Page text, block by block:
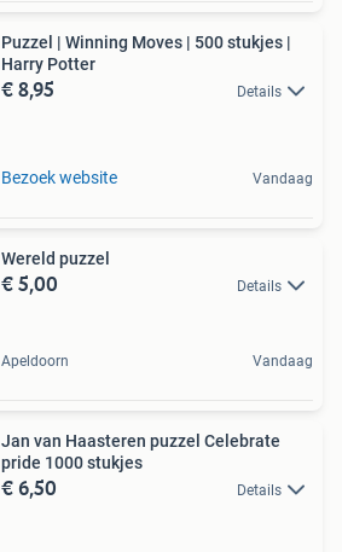
Puzzel | Winning Moves | 500 stukjes |
Harry Potter
€ 8,95 Details
Bezoek website Vandaag
Wereld puzzel
€ 5,00 Details
Apeldoorn Vandaag
Jan van Haasteren puzzel Celebrate
pride 1000 stukjes
€ 6,50 Details